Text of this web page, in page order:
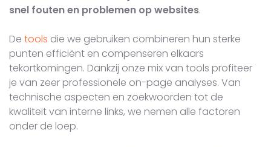
snel fouten en problemen op websites.
De tools die we gebruiken combineren hun sterke
punten efficiënt en compenseren elkaars
tekortkomingen. Dankzij onze mix van tools profiteer
je van zeer professionele on-page analyses. Van
technische aspecten en zoekwoorden tot de
kwaliteit van interne links, we nemen alle factoren
onder de loep.